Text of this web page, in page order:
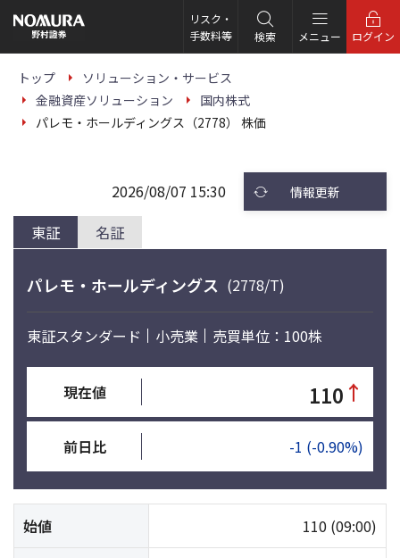
の
ー
リスク・
手数料等
検索 メニュー ログイン
トップ
ソリューション・サービス
金融資産ソリューション
国内株式
パレモ・ホールディングス（2778） 株価
東証 名証
2026/08/07 15:30 情報更新
パレモ・ホールディングス (2778/T)
東証スタンダード 小売業 売買単位：100株
現在値 110 ↑
前日比 -1 (-0.90%)
始値 110 (09:00)